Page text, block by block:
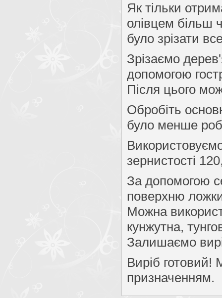
Як тільки
олівцем більш
було зрізати
Зрізаємо
допомогою
Після цього
Обробіть
було менше
зернистості
За допомогою
поверхню
Можна
кунжутна,
Залишаємо
Виріб готовий!
призначенням.